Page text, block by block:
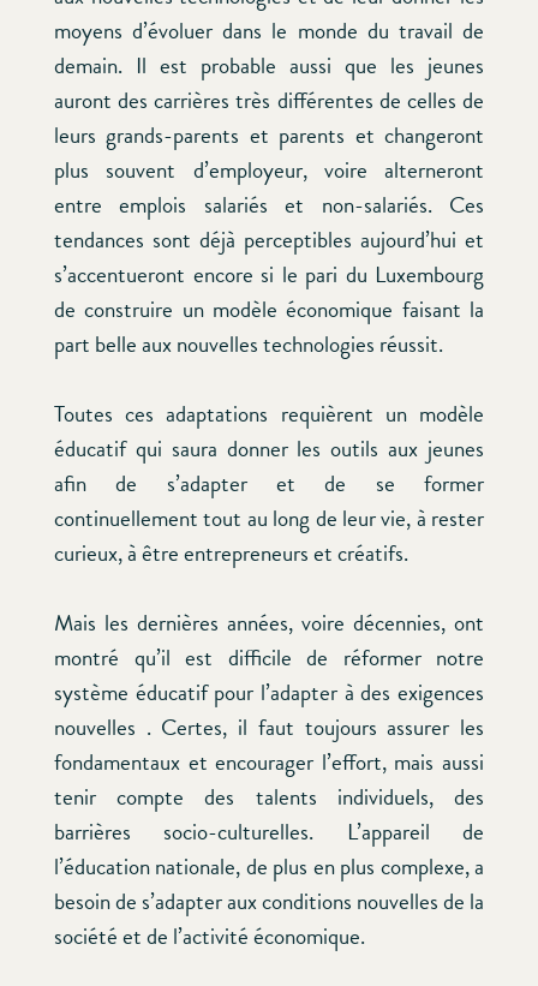
moyens d’évoluer dans le monde du travail de
demain. Il est probable aussi que les jeunes
auront des carrières très différentes de celles de
leurs grands-parents et parents et changeront
plus souvent d’employeur, voire alterneront
entre emplois salariés et non-salariés. Ces
tendances sont déjà perceptibles aujourd’hui et
s’accentueront encore si le pari du Luxembourg
de construire un modèle économique faisant la
part belle aux nouvelles technologies réussit.
Toutes ces adaptations requièrent un modèle
éducatif qui saura donner les outils aux jeunes
afin de s’adapter et de se former
continuellement tout au long de leur vie, à rester
curieux, à être entrepreneurs et créatifs.
Mais les dernières années, voire décennies, ont
montré qu’il est difficile de réformer notre
système éducatif pour l’adapter à des exigences
nouvelles . Certes, il faut toujours assurer les
fondamentaux et encourager l’effort, mais aussi
tenir compte des talents individuels, des
barrières socio-culturelles. L’appareil de
l’éducation nationale, de plus en plus complexe, a
besoin de s’adapter aux conditions nouvelles de la
société et de l’activité économique.